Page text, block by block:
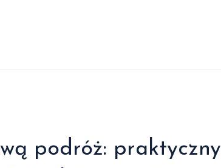
podróż: praktyczny